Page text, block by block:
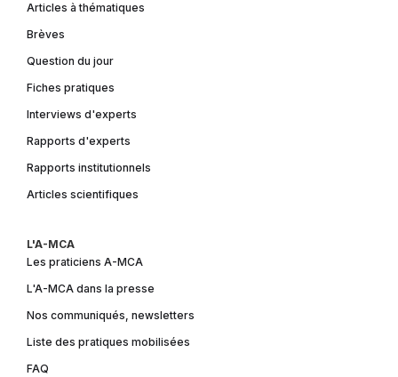
Articles à thématiques
Brèves
Question du jour
Fiches pratiques
Interviews d'experts
Rapports d'experts
Rapports institutionnels
Articles scientifiques
L'A-MCA
Les praticiens A-MCA
L'A-MCA dans la presse
Nos communiqués, newsletters
Liste des pratiques mobilisées
FAQ